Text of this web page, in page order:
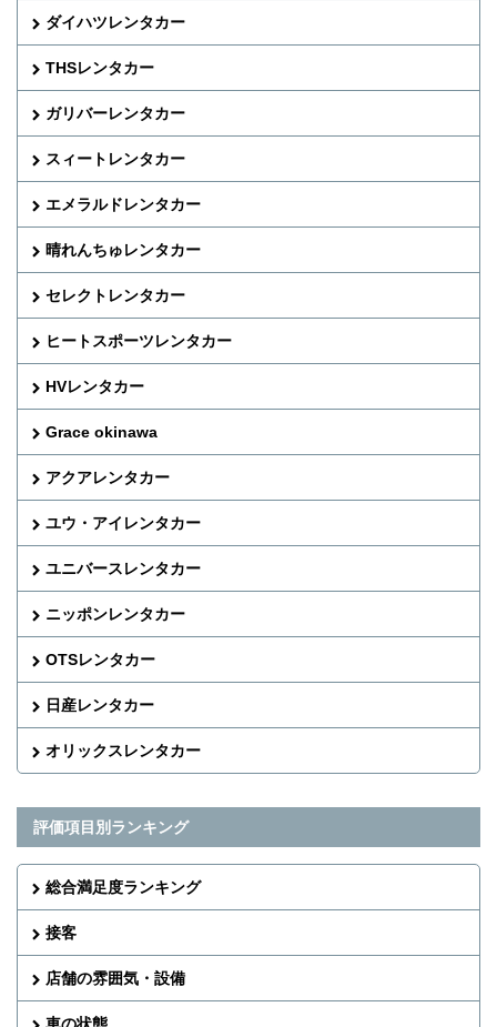
ダイハツレンタカー
THSレンタカー
ガリバーレンタカー
スィートレンタカー
エメラルドレンタカー
晴れんちゅレンタカー
セレクトレンタカー
ヒートスポーツレンタカー
HVレンタカー
Grace okinawa
アクアレンタカー
ユウ・アイレンタカー
ユニバースレンタカー
ニッポンレンタカー
OTSレンタカー
日産レンタカー
オリックスレンタカー
評価項目別ランキング
総合満足度ランキング
接客
店舗の雰囲気・設備